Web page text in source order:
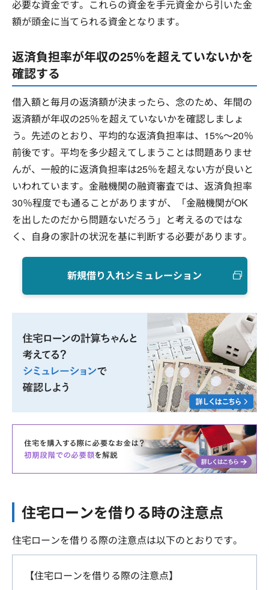
必要な資金です。これらの資金を手元資金から引いた金
額が頭金に当てられる資金となります。
返済負担率が年収の25％を超えていないかを
確認する
借入額と毎月の返済額が決まったら、念のため、年間の
返済額が年収の25％を超えていないかを確認しましょ
う。先述のとおり、平均的な返済負担率は、15%～20％
前後です。平均を多少超えてしまうことは問題ありませ
んが、一般的に返済負担率は25％を超えない方が良いと
いわれています。金融機関の融資審査では、返済負担率
30％程度でも通ることがありますが、「金融機関がOK
を出したのだから問題ないだろう」と考えるのではな
く、自身の家計の状況を基に判断する必要があります。
新規借り入れシミュレーション
住宅ローンを借りる時の注意点
住宅ローンを借りる際の注意点は以下のとおりです。
【住宅ローンを借りる際の注意点】